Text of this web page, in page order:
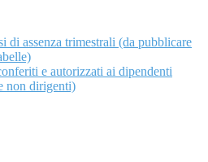
di assenza trimestrali (da pubblicare
e autorizzati ai dipendenti
non dirigenti)